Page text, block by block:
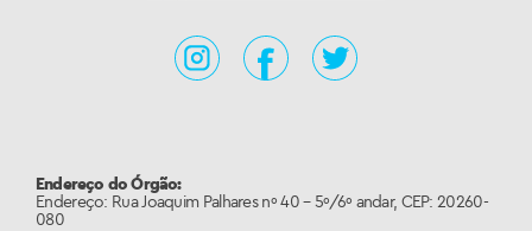
Endereço do Órgão:
Endereço: Rua Joaquim Palhares nº 40 – 5º/6º andar, CEP: 20260-
080